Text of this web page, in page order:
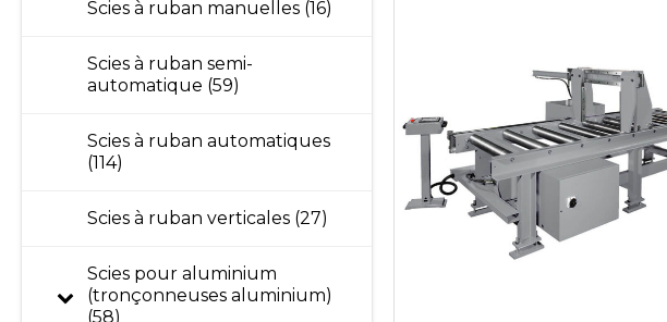
Scies à ruban manuelles (16)
Scies à ruban semi-
automatique (59)
Scies à ruban automatiques
(114)
Scies à ruban verticales (27)
Scies pour aluminium
(tronçonneuses aluminium)
(58)